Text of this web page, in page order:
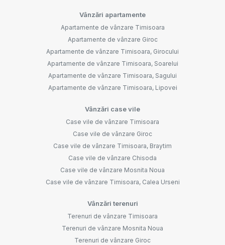
Vânzări apartamente
Apartamente de vânzare Timisoara
Apartamente de vânzare Giroc
Apartamente de vânzare Timisoara, Girocului
Apartamente de vânzare Timisoara, Soarelui
Apartamente de vânzare Timisoara, Sagului
Apartamente de vânzare Timisoara, Lipovei
Vânzări case vile
Case vile de vânzare Timisoara
Case vile de vânzare Giroc
Case vile de vânzare Timisoara, Braytim
Case vile de vânzare Chisoda
Case vile de vânzare Mosnita Noua
Case vile de vânzare Timisoara, Calea Urseni
Vânzări terenuri
Terenuri de vânzare Timisoara
Terenuri de vânzare Mosnita Noua
Terenuri de vânzare Giroc